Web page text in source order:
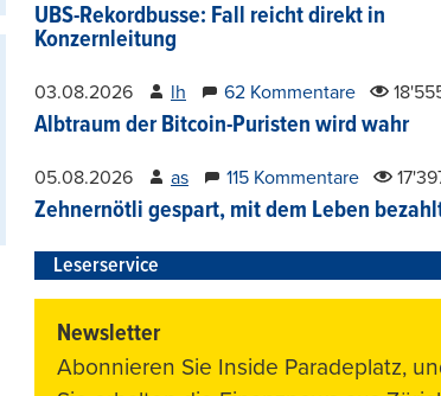
UBS-Rekordbusse: Fall reicht direkt in
Konzernleitung
03.08.2026 lh 62 Kommentare
Albtraum der Bitcoin-Puristen wird wahr
05.08.2026 as 115 Kommentare
Zehnernötli gespart, mit dem Leben
Leserservice
Newsletter
Abonnieren Sie Inside Paradeplatz,